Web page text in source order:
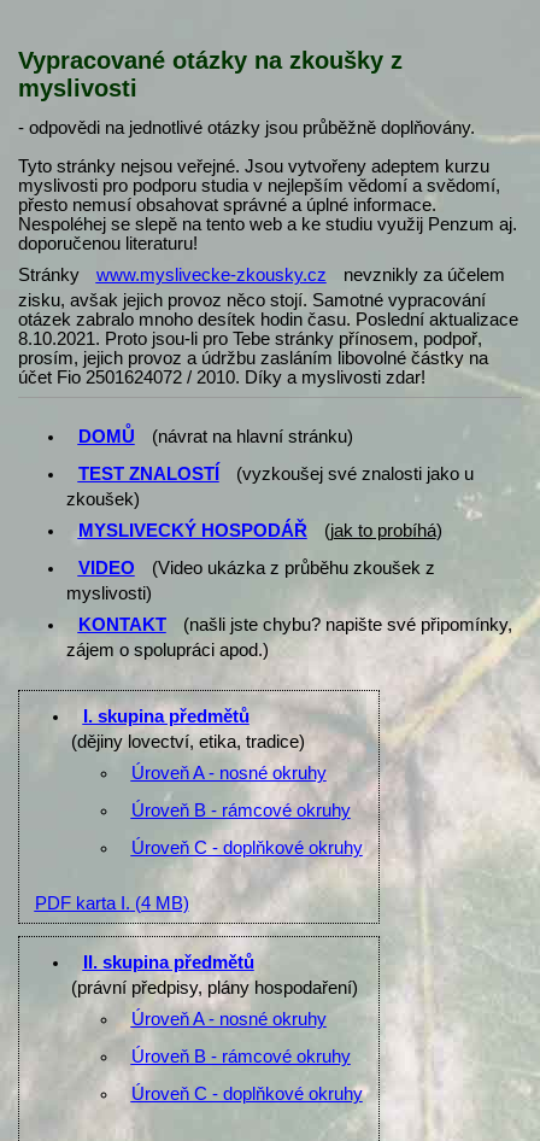
Vypracované otázky na zkoušky z
myslivosti
- odpovědi na jednotlivé otázky jsou průběžně doplňovány.
Tyto stránky nejsou veřejné. Jsou vytvořeny adeptem kurzu
myslivosti pro podporu studia v nejlepším vědomí a svědomí,
přesto nemusí obsahovat správné a úplné informace.
Nespoléhej se slepě na tento web a ke studiu využij Penzum aj.
doporučenou literaturu!
Stránky
www.myslivecke-zkousky.cz
nevznikly za účelem
zisku, avšak jejich provoz něco stojí. Samotné vypracování
otázek zabralo mnoho desítek hodin času. Poslední aktualizace
8.10.2021. Proto jsou-li pro Tebe stránky přínosem, podpoř,
prosím, jejich provoz a údržbu zasláním libovolné částky na
účet Fio 2501624072 / 2010. Díky a myslivosti zdar!
DOMŮ
(návrat na hlavní stránku)
TEST ZNALOSTÍ
(vyzkoušej své znalosti jako u
zkoušek)
MYSLIVECKÝ HOSPODÁŘ
(jak to probíhá)
VIDEO
(Video ukázka z průběhu zkoušek z
myslivosti)
KONTAKT
(našli jste chybu? napište své připomínky,
zájem o spolupráci apod.)
I. skupina předmětů
(dějiny lovectví, etika, tradice)
Úroveň A - nosné okruhy
Úroveň B - rámcové okruhy
Úroveň C - doplňkové okruhy
PDF karta I. (4 MB)
II. skupina předmětů
(právní předpisy, plány hospodaření)
Úroveň A - nosné okruhy
Úroveň B - rámcové okruhy
Úroveň C - doplňkové okruhy